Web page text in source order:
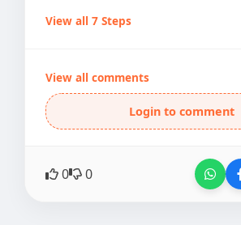
View all 7 Steps
View all comments
Login to comment
0 0